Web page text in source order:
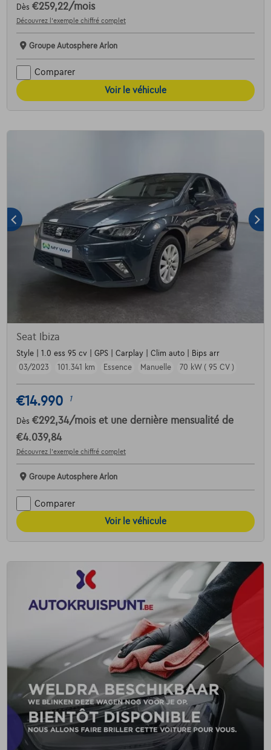
Dès €259,22/mois
Découvrez l’exemple chiffré complet
Groupe Autosphere Arlon
Comparer
Voir le véhicule
Seat Ibiza
Style | 1.0 ess 95 cv | GPS | Carplay | Clim auto | Bips arr
03/2023
101.341 km Essence Manuelle 70 kW ( 95 CV )
€14.990 1
Dès €292,34/mois et une dernière mensualité de
€4.039,84
Découvrez l’exemple chiffré complet
Groupe Autosphere Arlon
Comparer
Voir le véhicule